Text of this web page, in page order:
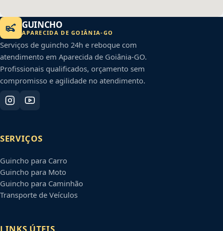
GUINCHO
APARECIDA DE GOIÂNIA-GO
Serviços de guincho 24h e reboque com
atendimento em Aparecida de Goiânia-GO.
Profissionais qualificados, orçamento sem
compromisso e agilidade no atendimento.
SERVIÇOS
Guincho para Carro
Guincho para Moto
Guincho para Caminhão
Transporte de Veículos
LINKS ÚTEIS